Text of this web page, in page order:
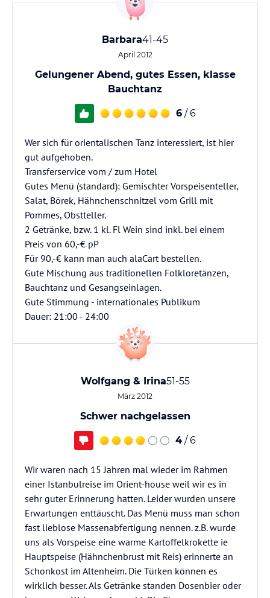
Barbara41-45
April 2012
Gelungener Abend, gutes Essen, klasse
Bauchtanz
6 / 6
Wer sich für orientalischen Tanz interessiert, ist hier
gut aufgehoben.
Transferservice vom / zum Hotel
Gutes Menü (standard): Gemischter Vorspeisenteller,
Salat, Börek, Hähnchenschnitzel vom Grill mit
Pommes, Obstteller.
2 Getränke, bzw. 1 kl. Fl Wein sind inkl. bei einem
Preis von 60,-€ pP
Für 90,-€ kann man auch alaCart bestellen.
Gute Mischung aus traditionellen Folkloretänzen,
Bauchtanz und Gesangseinlagen.
Gute Stimmung - internationales Publikum
Dauer: 21:00 - 24:00
Wolfgang & Irina51-55
März 2012
Schwer nachgelassen
4 / 6
Wir waren nach 15 Jahren mal wieder im Rahmen
einer Istanbulreise im Orient-house weil wir es in
sehr guter Erinnerung hatten. Leider wurden unsere
Erwartungen enttäuscht. Das Menü muss man schon
fast lieblose Massenabfertigung nennen. z.B. wurde
uns als Vorspeise eine warme Kartoffelkrokette ie
Hauptspeise (Hähnchenbrust mit Reis) erinnerte an
Schonkost im Altenheim. Die Türken können es
wirklich besser. Als Getränke standen Dosenbier oder